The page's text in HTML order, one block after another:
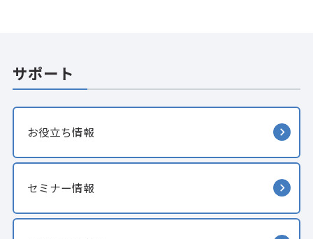
サポート
お役立ち情報
セミナー情報